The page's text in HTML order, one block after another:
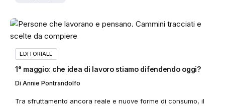
EDITORIALE
1° maggio: che idea di lavoro stiamo difendendo oggi?
Di Annie Pontrandolfo
Tra sfruttamento ancora reale e nuove forme di consumo, il